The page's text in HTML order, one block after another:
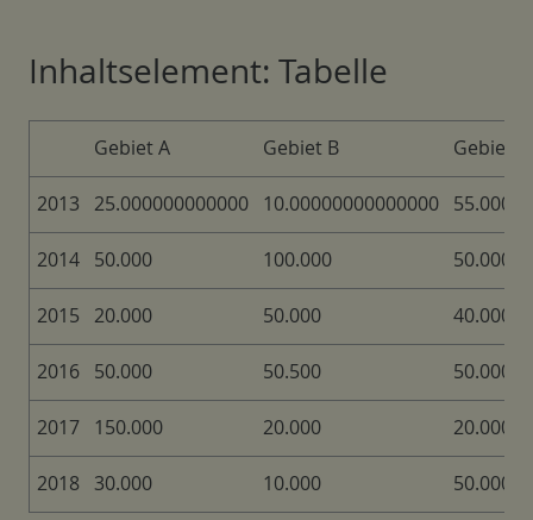
Inhaltselement: Tabelle
Gebiet A Gebiet B Gebiet C
2013 25.000000000000 10.00000000000000
2014 50.000 100.000 50.000
2015 20.000 50.000 40.000
2016 50.000 50.500 50.000
2017 150.000 20.000 20.000
2018 30.000 10.000 50.000